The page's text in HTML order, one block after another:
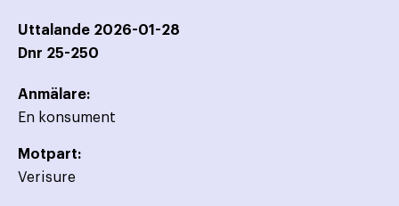
Uttalande 2026-01-28
Dnr 25-250
Anmälare:
En konsument
Motpart:
Verisure